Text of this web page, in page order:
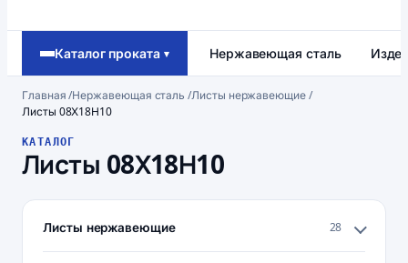
Каталог проката ▾ Нержавеющая сталь
Главная/Нержавеющая сталь /Листы нержавеющие/
Листы 08Х18Н10
КАТАЛОГ
Листы 08Х18Н10
Листы нержавеющие 28